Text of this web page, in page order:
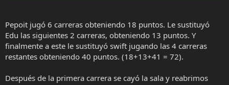
Pepoit jugó 6 carreras obteniendo 18 puntos. Le sustituyó
Edu las siguientes 2 carreras, obteniendo 13 puntos. Y
finalmente a este le sustituyó swift jugando las 4 carreras
restantes obteniendo 40 puntos. (18+13+41 = 72).
Después de la primera carrera se cayó la sala y reabrimos